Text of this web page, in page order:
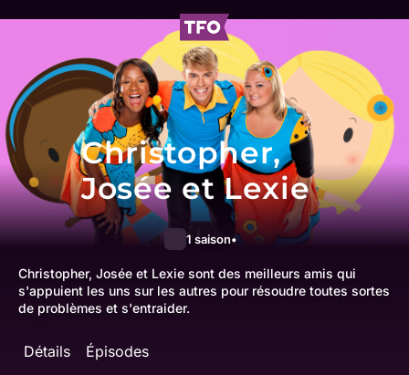
Christopher,
Josée et Lexie
1 saison
Christopher, Josée et Lexie sont des meilleurs amis qui
s'appuient les uns sur les autres pour résoudre toutes sortes
de problèmes et s'entraider.
Détails Épisodes